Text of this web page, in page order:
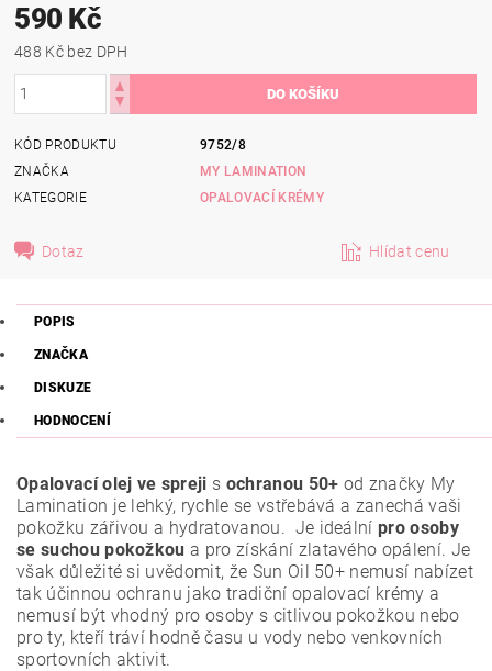
590 Kč
488 Kč bez DPH
KÓD PRODUKTU
9752/8
ZNAČKA
MY LAMINATION
KATEGORIE
OPALOVACÍ KRÉMY
Dotaz Hlídat cenu
POPIS
ZNAČKA
DISKUZE
HODNOCENÍ
Opalovací olej ve spreji s ochranou 50+ od značky My
Lamination je lehký, rychle se vstřebává a zanechá vaši
pokožku zářivou a hydratovanou. Je ideálnípro osoby
se suchou pokožkou a pro získání zlatavého opálení. Je
však důležité si uvědomit, že Sun Oil 50+ nemusí nabízet
tak účinnou ochranu jako tradiční opalovací krémy a
nemusí být vhodný pro osoby s citlivou pokožkou nebo
pro ty, kteří tráví hodně času u vody nebo venkovních
sportovních aktivit.